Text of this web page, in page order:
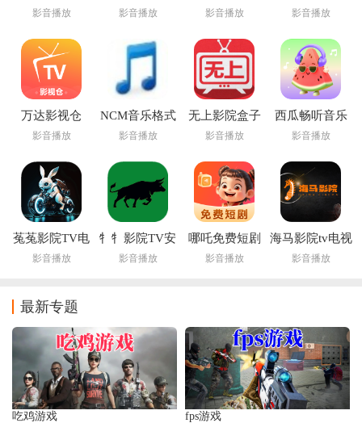
最新版下载
影音播放 影音播放
下载
影音播放
wesing
影音播放
万达影视仓
2025最新版
影音播放
NCM音乐格式
转换器安卓版
影音播放
无上影院盒子
影音播放
西瓜畅听音乐
最新版本
影音播放
菟菟影院TV电
视版
影音播放
牜牜影院TV安
卓版
影音播放
哪吒免费短剧
最新版
影音播放
海马影院tv电视
盒子
影音播放
最新专题
吃鸡游戏 fps游戏